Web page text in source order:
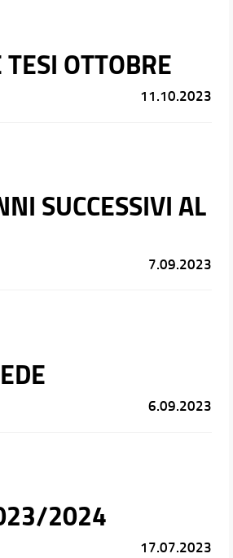
OTTOBRE
11.10.2023
SUCCESSIVI AL
7.09.2023
6.09.2023
2024
17.07.2023